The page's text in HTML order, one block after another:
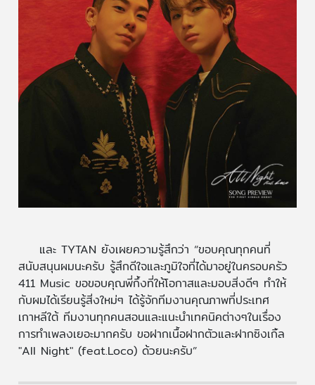
และ TYTAN ยังเผยความรู้สึกว่า “ขอบคุณทุกคนที่
สนับสนุนผมนะครับ รู้สึกดีใจและภูมิใจที่ได้มาอยู่ในครอบครัว
411 Music ขอขอบคุณพี่กึ้งที่ให้โอกาสและมอบสิ่งดีๆ ทำให้
กับผมได้เรียนรู้สิ่งใหม่ๆ ได้รู้จักทีมงานคุณภาพที่ประเทศ
เกาหลีใต้ ทีมงานทุกคนสอนและแนะนำเทคนิคต่างๆในเรื่อง
การทำเพลงเยอะมากครับ ขอฝากเนื้อฝากตัวและฝากซิงเกิ้ล
"All Night" (feat.Loco) ด้วยนะครับ”